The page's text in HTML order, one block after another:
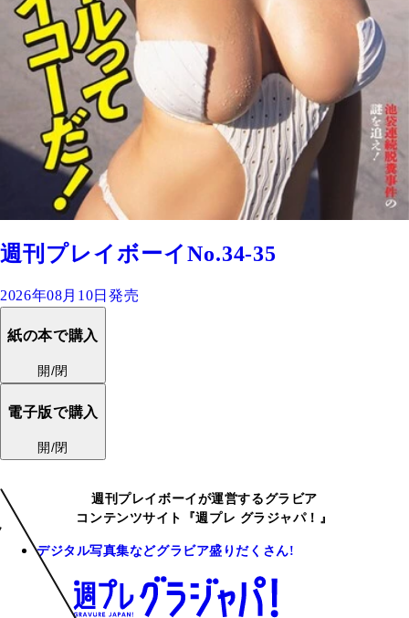
週刊プレイボーイNo.34-35
2026年08月10日発売
紙の本で購入
開/閉
電子版で購入
開/閉
週刊プレイボーイが運営するグラビア
コンテンツサイト『週プレ グラジャパ！』
デジタル写真集などグラビア盛りだくさん!